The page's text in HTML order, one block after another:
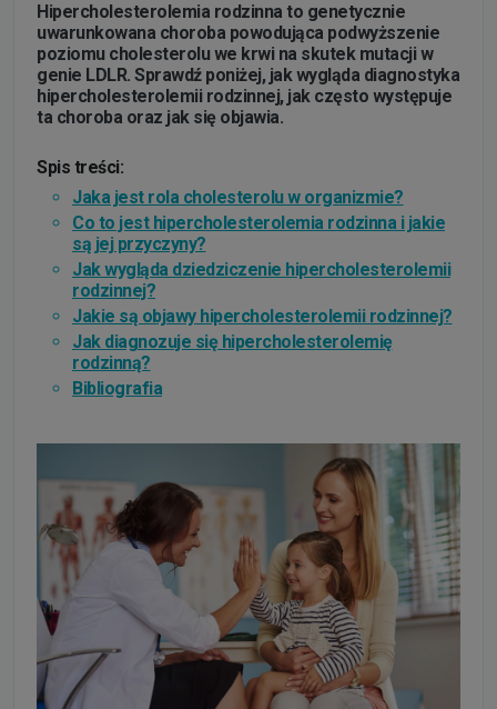
Hipercholesterolemia rodzinna to genetycznie
uwarunkowana choroba powodująca podwyższenie
poziomu cholesterolu we krwi na skutek mutacji w
genie LDLR. Sprawdź poniżej, jak wygląda diagnostyka
hipercholesterolemii rodzinnej, jak często występuje
ta choroba oraz jak się objawia.
Spis treści:
Jaka jest rola cholesterolu w organizmie?
Co to jest hipercholesterolemia rodzinna i jakie
są jej przyczyny?
Jak wygląda dziedziczenie hipercholesterolemii
rodzinnej?
Jakie są objawy hipercholesterolemii rodzinnej?
Jak diagnozuje się hipercholesterolemię
rodzinną?
Bibliografia